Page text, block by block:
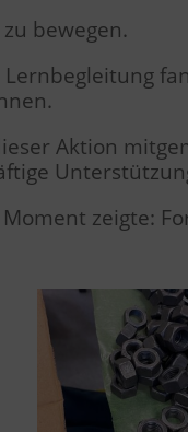
bewegen.
Aktion
zeigte: